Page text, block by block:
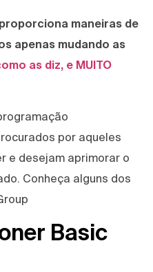
maneiras de
apenas mudando as
as diz, e MUITO
por aqueles
e desejam aprimorar o
Conheça alguns dos
Basic